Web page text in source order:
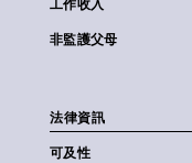
工作收入
非監護父母
法律資訊
可及性